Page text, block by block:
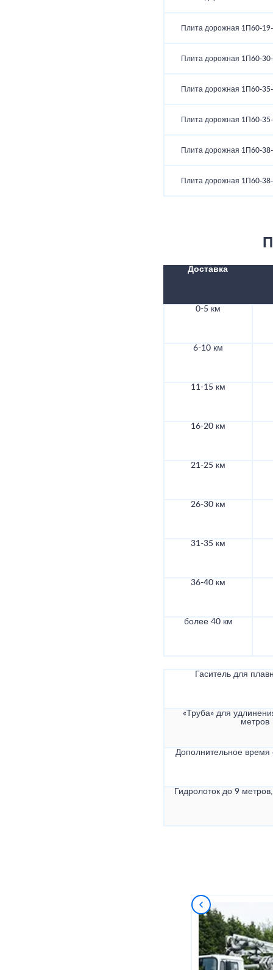
Плита дорожная 1П60-
Плита дорожная 1П60-
Плита дорожная 1П60-
Плита дорожная 1П60-
Плита дорожная 1П60-
Плита дорожная 1П60-
Доставка
0-5 км
6-10 км
11-15 км
16-20 км
21-25 км
26-30 км
31-35 км
36-40 км
более 40 км
Гаситель для
«Труба» для
метров
Дополнительное
Гидролоток до 9